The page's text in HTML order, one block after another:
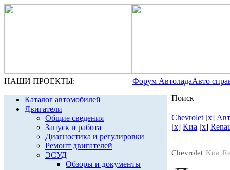
НАШИ ПРОЕКТЫ: Форум АвтоладаАвто
Каталог автомобилей
Двигатели
Общие сведения
Запуск и работа
Диагностика и регулировки
Ремонт двигателей
ЭСУД
Обзоры и документы
Поиск
Chevrolet [x]
[x] Kиа [x]
Chevrolet Kиа